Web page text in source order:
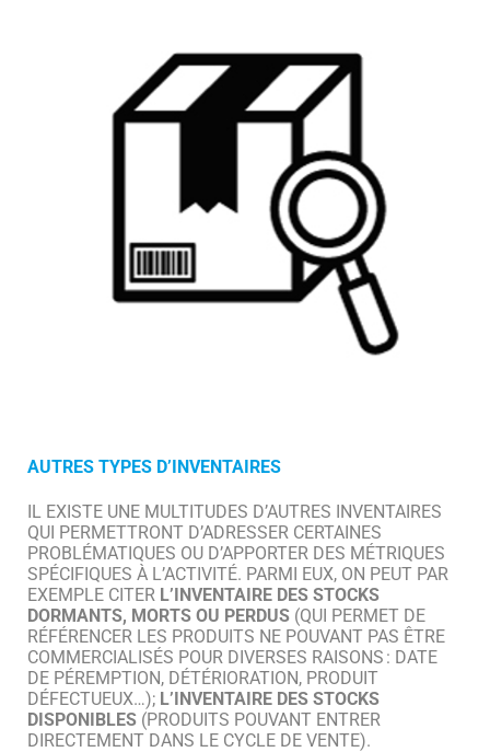
AUTRES TYPES D’INVENTAIRES
IL EXISTE UNE MULTITUDES D’AUTRES INVENTAIRES
QUI PERMETTRONT D’ADRESSER CERTAINES
PROBLÉMATIQUES OU D’APPORTER DES MÉTRIQUES
SPÉCIFIQUES À L’ACTIVITÉ. PARMI EUX, ON PEUT PAR
EXEMPLE CITER L’INVENTAIRE DES STOCKS
DORMANTS, MORTS OU PERDUS (QUI PERMET DE
RÉFÉRENCER LES PRODUITS NE POUVANT PAS ÊTRE
COMMERCIALISÉS POUR DIVERSES RAISONS : DATE
DE PÉREMPTION, DÉTÉRIORATION, PRODUIT
DÉFECTUEUX…); L’INVENTAIRE DES STOCKS
DISPONIBLES (PRODUITS POUVANT ENTRER
DIRECTEMENT DANS LE CYCLE DE VENTE).